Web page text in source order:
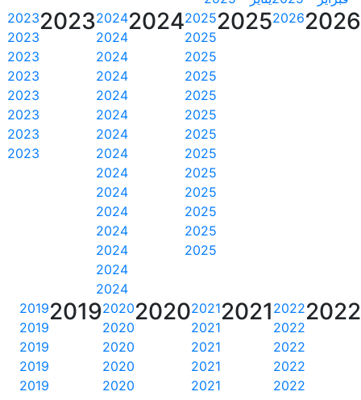
2026
2026
2025
2025
2025
2025
2025
2025
2025
2025
2025
2025
2025
2025
2025
2025
2024
2024
2024
2024
2024
2024
2024
2024
2024
2024
2024
2024
2024
2024
2024
2024
2023
2023
2023
2023
2023
2023
2023
2023
2023
2022
2022
2022
2022
2022
2022
2021
2021
2021
2021
2021
2021
2020
2020
2020
2020
2020
2020
2019
2019
2019
2019
2019
2019